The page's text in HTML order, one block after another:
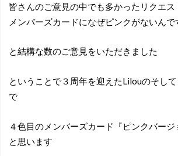
皆さんのご意見の中でも多かったリクエス
メンバーズカードになぜピンクがないんで
と結構な数のご意見をいただきました
ということで３周年を迎えたLilouのそし
で
４色目のメンバーズカード『ピンクバー
と思います